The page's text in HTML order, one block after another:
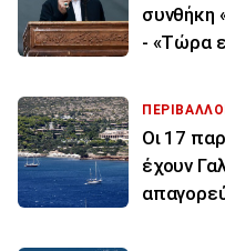
συνθήκη
- «Τώρα
Οι 17
έχουν